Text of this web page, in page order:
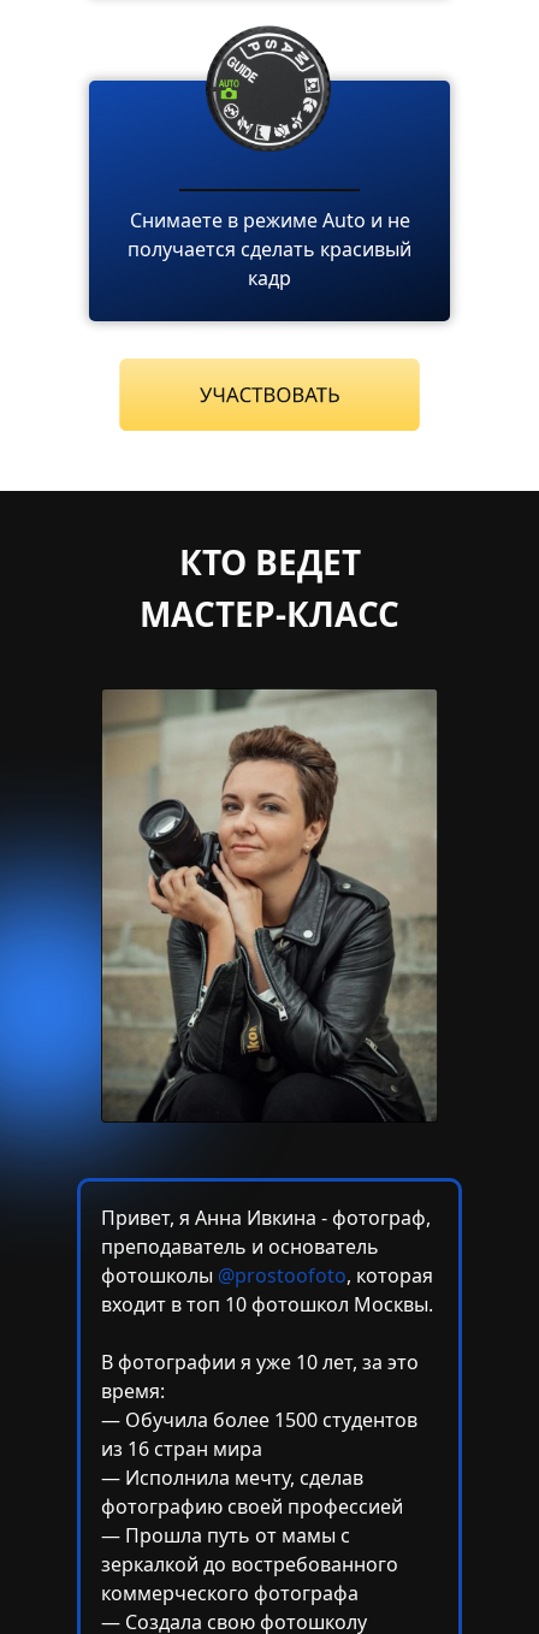
Снимаете в режиме Auto и не
получается сделать красивый
кадр
КТО ВЕДЕТ
МАСТЕР-КЛАСС
Привет, я Анна Ивкина - фотограф,
преподаватель и основатель
фотошколы @prostoofoto, которая
входит в топ 10 фотошкол Москвы.
В фотографии я уже 10 лет, за это
время:
— Обучила более 1500 студентов
из 16 стран мира
— Исполнила мечту, сделав
фотографию своей профессией
— Прошла путь от мамы с
зеркалкой до востребованного
коммерческого фотографа
— Создала свою фотошколу